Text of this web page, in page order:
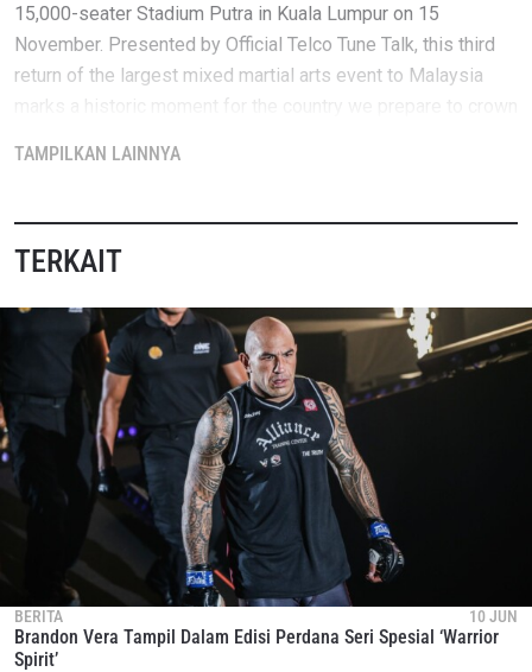
15,000-seater Stadium Putra in Kuala Lumpur on 15
November. Presented by Official Telco Tune Talk, this third
return of the largest mixed martial arts event to Malaysia
marks a historic moment for the country we prepare to crown
the Malaysia National Featherweight Championship.
TAMPILKAN LAINNYA
TERKAIT
BERITA 10 JUN
Brandon Vera Tampil Dalam Edisi Perdana Seri Spesial ‘Warrior
Spirit’
IKUTI PERKEMBANGAN TERBARU
Bawa ONE Championship kemana pun anda pergi!
Daftar sekarang untuk mendapat akses ke berita
terbaru, tawaran spesial, dan akses awal untuk kursi
terbaik di gelaran langsung kami.
EMAIL